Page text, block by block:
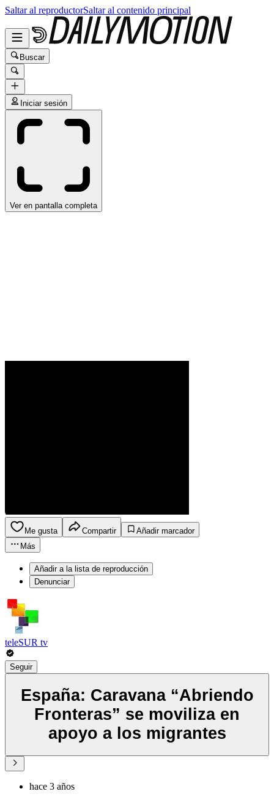
Saltar al reproductorSaltar al contenido principal
Buscar
Iniciar sesión
Ver en pantalla completa
Me gusta Compartir
Añadir marcador
Más
Añadir a la lista de reproducción
Denunciar
teleSUR tv
Seguir
España: Caravana “Abriendo
Fronteras” se moviliza en
apoyo a los migrantes
hace 3 años